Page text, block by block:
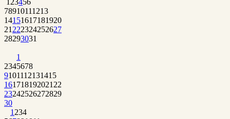
78910111213
14151617181920
21 222324252627
28293031
1
2345678
9101112131415
161718192021 22
23242526272829
30
1 234